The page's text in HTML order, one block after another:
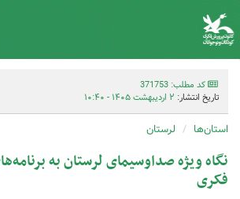
کد مطلب: 371753
تاریخ انتشار: ۲ اردیبهشت ۱۴۰۵ - ۱۰:۴۰
استان‌ها لرستان
نگاه ویژه صداوسیمای لرستان به
فکری